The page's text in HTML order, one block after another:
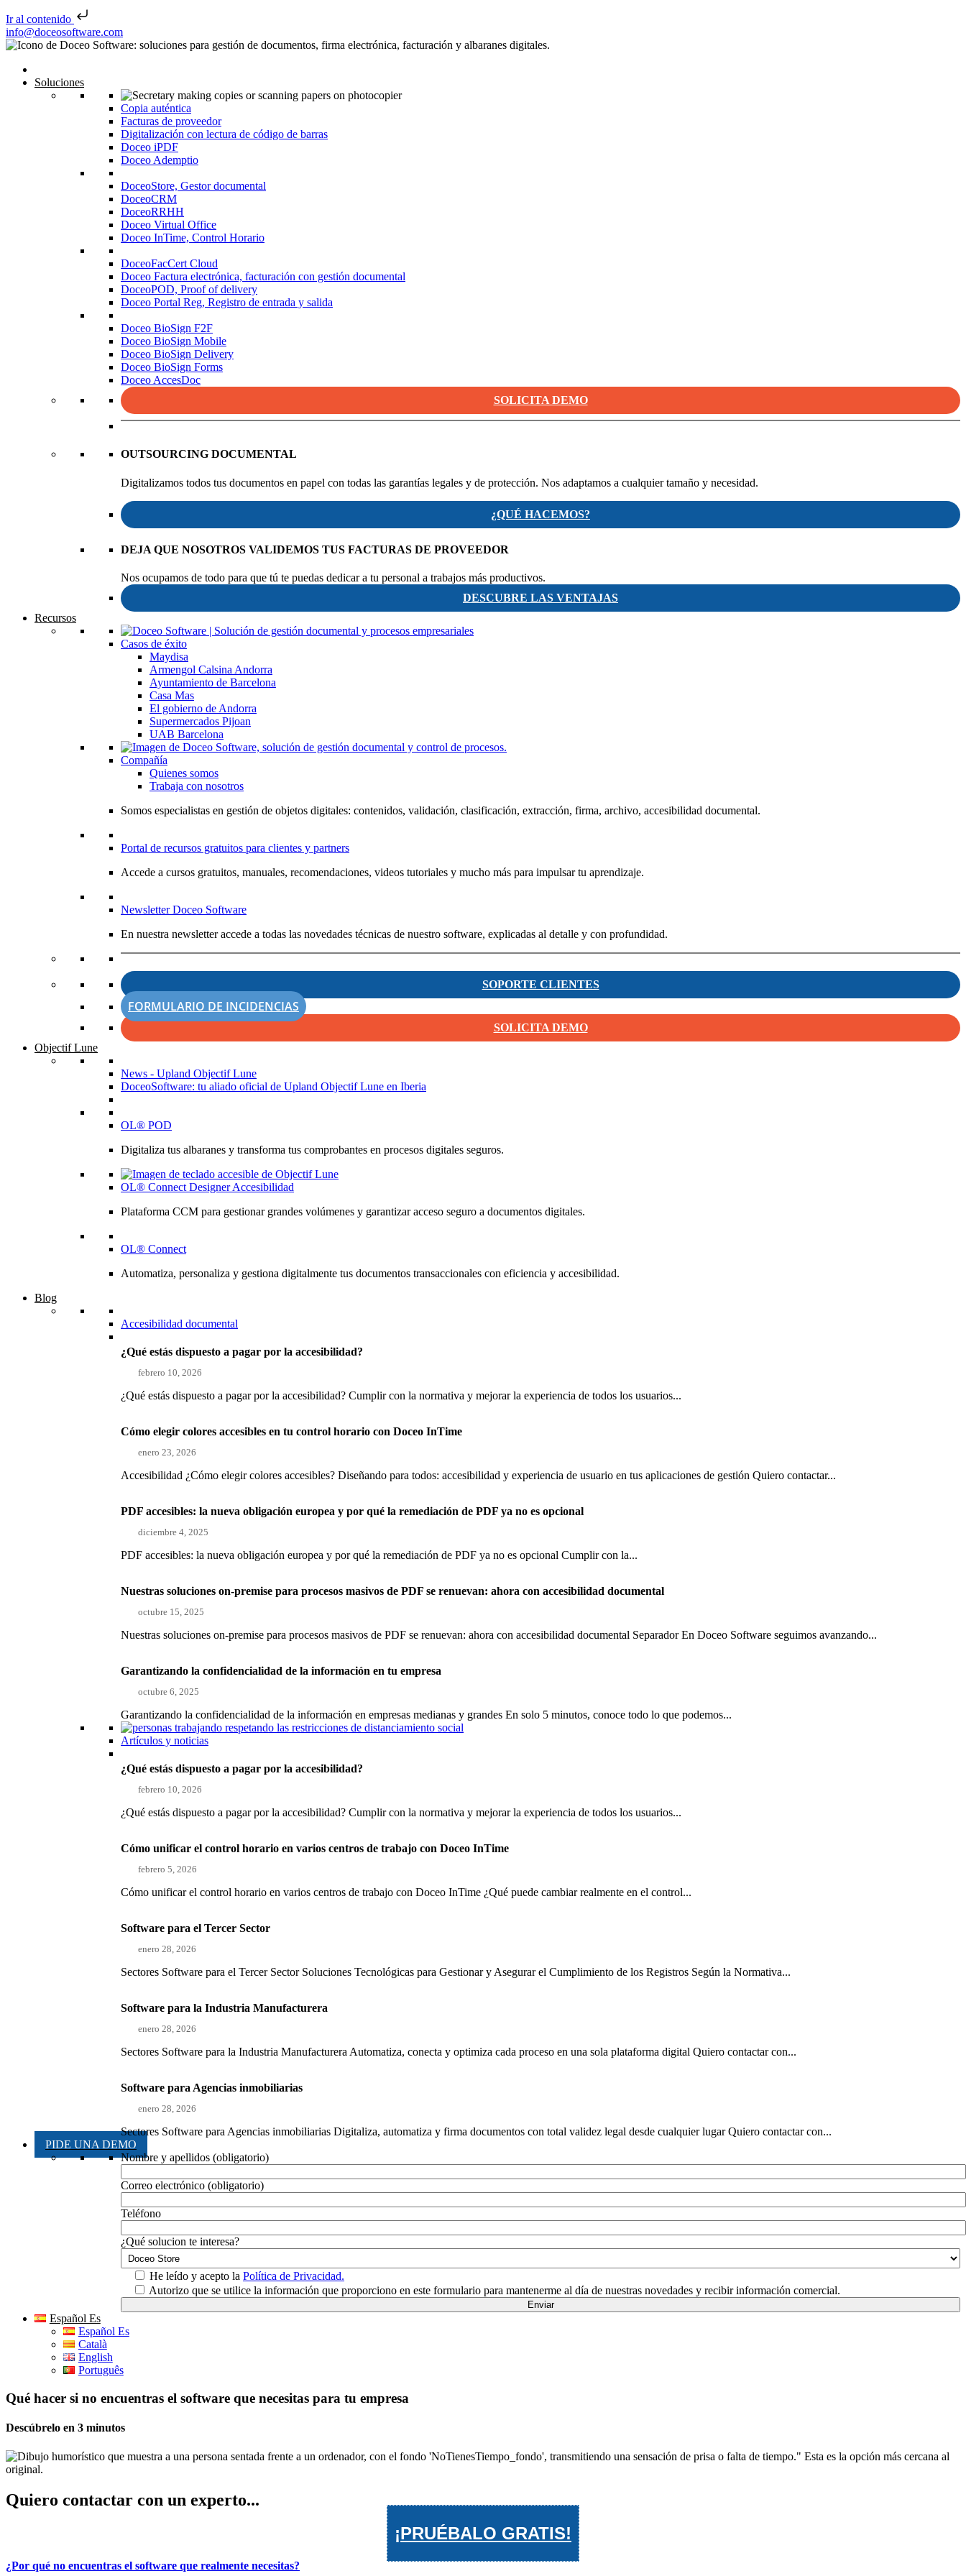
Ir al contenido
Saltar al contenido
info@doceosoftware.com
Soluciones
Copia auténtica
Facturas de proveedor
Digitalización con lectura de código de barras
Doceo iPDF
Doceo Ademptio
DoceoStore, Gestor documental
DoceoCRM
DoceoRRHH
Doceo Virtual Office
Doceo InTime, Control Horario
DoceoFacCert Cloud
Doceo Factura electrónica, facturación con gestión documental
DoceoPOD, Proof of delivery
Doceo Portal Reg, Registro de entrada y salida
Doceo BioSign F2F
Doceo BioSign Mobile
Doceo BioSign Delivery
Doceo BioSign Forms
Doceo AccesDoc
SOLICITA DEMO
OUTSOURCING DOCUMENTAL
Digitalizamos todos tus documentos en papel con todas las garantías legales y de protección. Nos adaptamos a cualquier tamaño y necesidad.
¿QUÉ HACEMOS?
DEJA QUE NOSOTROS VALIDEMOS TUS FACTURAS DE PROVEEDOR
Nos ocupamos de todo para que tú te puedas dedicar a tu personal a trabajos más productivos.
DESCUBRE LAS VENTAJAS
Recursos
Casos de éxito
Maydisa
Armengol Calsina Andorra
Ayuntamiento de Barcelona
Casa Mas
El gobierno de Andorra
Supermercados Pijoan
UAB Barcelona
Compañía
Quienes somos
Trabaja con nosotros
Somos especialistas en gestión de objetos digitales: contenidos, validación, clasificación, extracción, firma, archivo, accesibilidad documental.
Portal de recursos gratuitos para clientes y partners
Accede a cursos gratuitos, manuales, recomendaciones, videos tutoriales y mucho más para impulsar tu aprendizaje.
Newsletter Doceo Software
En nuestra newsletter accede a todas las novedades técnicas de nuestro software, explicadas al detalle y con profundidad.
SOPORTE CLIENTES
FORMULARIO DE INCIDENCIAS
SOLICITA DEMO
Objectif Lune
News - Upland Objectif Lune
DoceoSoftware: tu aliado oficial de Upland Objectif Lune en Iberia
OL® POD
Digitaliza tus albaranes y transforma tus comprobantes en procesos digitales seguros.
OL® Connect Designer Accesibilidad
Plataforma CCM para gestionar grandes volúmenes y garantizar acceso seguro a documentos digitales.
OL® Connect
Automatiza, personaliza y gestiona digitalmente tus documentos transaccionales con eficiencia y accesibilidad.
Blog
Accesibilidad documental
¿Qué estás dispuesto a pagar por la accesibilidad?
febrero 10, 2026
¿Qué estás dispuesto a pagar por la accesibilidad? Cumplir con la normativa y mejorar la experiencia de todos los usuarios...
Cómo elegir colores accesibles en tu control horario con Doceo InTime
enero 23, 2026
Accesibilidad ¿Cómo elegir colores accesibles? Diseñando para todos: accesibilidad y experiencia de usuario en tus aplicaciones de gestión Quiero contactar...
PDF accesibles: la nueva obligación europea y por qué la remediación de PDF ya no es opcional
diciembre 4, 2025
PDF accesibles: la nueva obligación europea y por qué la remediación de PDF ya no es opcional Cumplir con la...
Nuestras soluciones on-premise para procesos masivos de PDF se renuevan: ahora con accesibilidad documental
octubre 15, 2025
Nuestras soluciones on-premise para procesos masivos de PDF se renuevan: ahora con accesibilidad documental Separador En Doceo Software seguimos avanzando...
Garantizando la confidencialidad de la información en tu empresa
octubre 6, 2025
Garantizando la confidencialidad de la información en empresas medianas y grandes En solo 5 minutos, conoce todo lo que podemos...
Artículos y noticias
¿Qué estás dispuesto a pagar por la accesibilidad?
febrero 10, 2026
¿Qué estás dispuesto a pagar por la accesibilidad? Cumplir con la normativa y mejorar la experiencia de todos los usuarios...
Cómo unificar el control horario en varios centros de trabajo con Doceo InTime
febrero 5, 2026
Cómo unificar el control horario en varios centros de trabajo con Doceo InTime ¿Qué puede cambiar realmente en el control...
Software para el Tercer Sector
enero 28, 2026
Sectores Software para el Tercer Sector Soluciones Tecnológicas para Gestionar y Asegurar el Cumplimiento de los Registros Según la Normativa...
Software para la Industria Manufacturera
enero 28, 2026
Sectores Software para la Industria Manufacturera Automatiza, conecta y optimiza cada proceso en una sola plataforma digital Quiero contactar con...
Software para Agencias inmobiliarias
enero 28, 2026
Sectores Software para Agencias inmobiliarias Digitaliza, automatiza y firma documentos con total validez legal desde cualquier lugar Quiero contactar con...
PIDE UNA DEMO
Nombre y apellidos (obligatorio)
Correo electrónico (obligatorio)
Teléfono
¿Qué solucion te interesa?
He leído y acepto la Política de Privacidad.
Autorizo que se utilice la información que proporciono en este formulario para mantenerme al día de nuestras novedades y recibir información comercial.
Español Es
Español Es
Català
English
Português
Qué hacer si no encuentras el software que necesitas para tu empresa
Descúbrelo en 3 minutos
Quiero contactar con un experto...
¡PRUÉBALO GRATIS!
¿Por qué no encuentras el software que realmente necesitas?